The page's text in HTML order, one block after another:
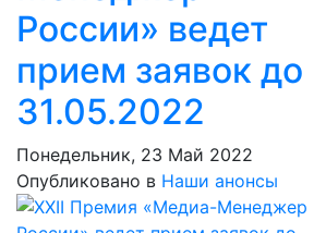
России» ведет
прием заявок до
31.05.2022
Понедельник, 23 Май 2022
Опубликовано в Наши анонсы